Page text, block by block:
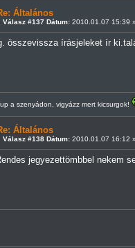
Általános
Válasz #137 Dátum:2010.01.07 15:39
összevissza írásjeleket ír
a szenyádon, vigyázz mert kicsurgok!
Általános
Válasz #138 Dátum:2010.01.07 16:12
jegyezettömbbel nekem